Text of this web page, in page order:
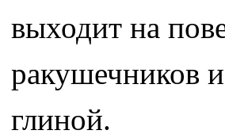
выходит на
ракушечников
глиной.